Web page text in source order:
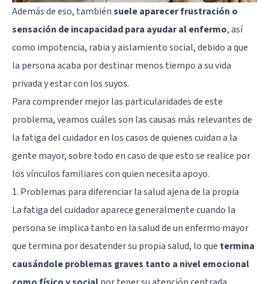
Además de eso, tambiénsuele aparecer frustración o
sensación de incapacidad para ayudar al enfermo, así
como impotencia, rabia y aislamiento social, debido a que
la persona acaba por destinar menos tiempo a su vida
privada y estar con los suyos.
Para comprender mejor las particularidades de este
problema, veamos cuáles son las causas más relevantes de
la fatiga del cuidador en los casos de quienes cuidan a la
gente mayor, sobre todo en caso de que esto se realice por
los vínculos familiares con quien necesita apoyo.
1. Problemas para diferenciar la salud ajena de la propia
La fatiga del cuidador aparece generalmente cuando la
persona se implica tanto en la salud de un enfermo mayor
que termina por desatender su propia salud, lo que termina
causándole problemas graves tanto a nivel emocional